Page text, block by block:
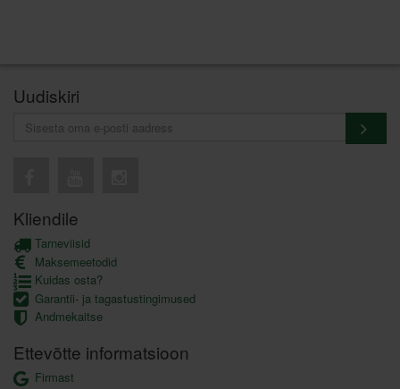
Uudiskiri
Kliendile
Tarneviisid
Maksemeetodid
Kuidas osta?
Garantii- ja tagastustingimused
Andmekaitse
Ettevõtte informatsioon
Firmast